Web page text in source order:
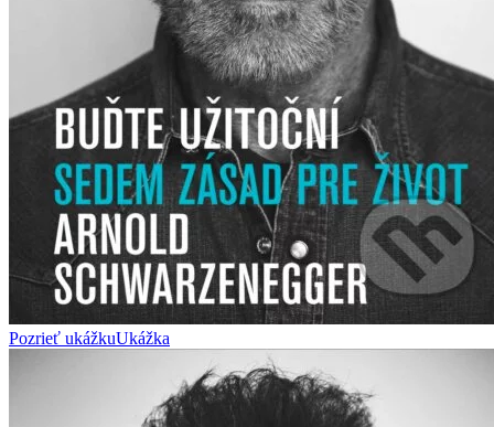
Pozrieť ukážkuUkážka